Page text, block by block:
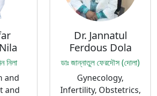
নিলা
and
and
Dr. Jannatul
Ferdous Dola
ডাঃ জান্নাতুল ফেরদৌস (দোলা)
Gynecology,
Infertility, Obstetrics,